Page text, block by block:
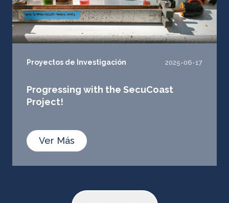
Proyectos de Investigación 2025-06-17
Progressing with the SecuCoast
Project!
Ver Más